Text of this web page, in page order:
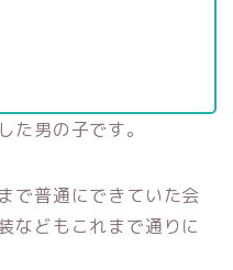
た男の子です。
で普通にできていた会
などもこれまで通りに